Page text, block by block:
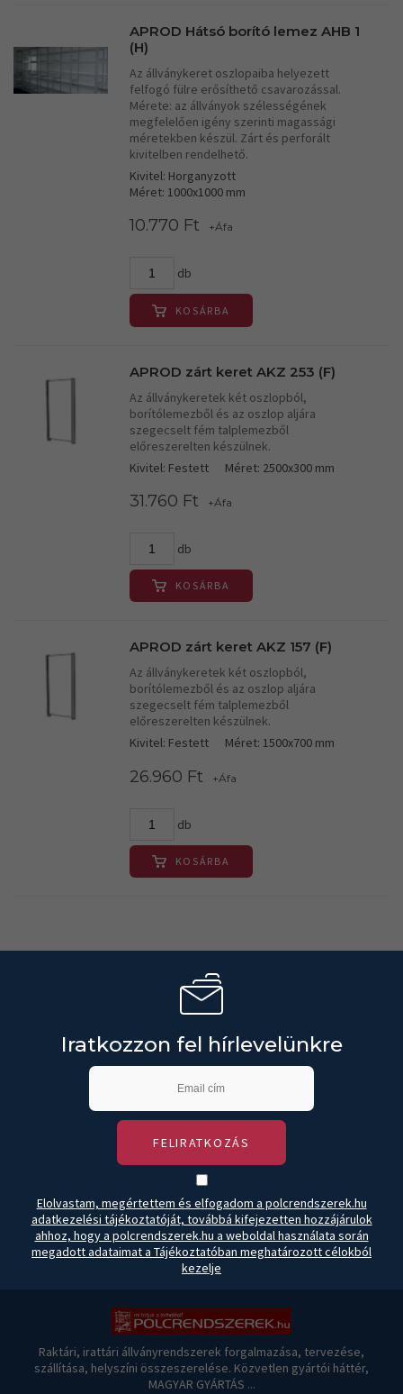
APROD Hátsó borító lemez AHB 1
(H)
Az állványkeret oszlopaiba helyezett
felfogó fülre erősíthető csavarozással.
Mérete: az állványok szélességének
megfelelően igény szerinti magassági
méretekben készül. Zárt és perforált
kivitelben rendelhető.
Kivitel: Horganyzott
Méret: 1000x1000 mm
10.770 Ft +Áfa
db
KOSÁRBA
APROD zárt keret AKZ 253 (F)
Az állványkeretek két oszlopból,
borítólemezből és az oszlop aljára
szegecselt fém talplemezből
előreszerelten készülnek.
Kivitel: Festett
Méret: 2500x300 mm
31.760 Ft +Áfa
db
KOSÁRBA
APROD zárt keret AKZ 157 (F)
Az állványkeretek két oszlopból,
borítólemezből és az oszlop aljára
szegecselt fém talplemezből
előreszerelten készülnek.
Kivitel: Festett
Méret: 1500x700 mm
26.960 Ft +Áfa
db
KOSÁRBA
Iratkozzon fel hírlevelünkre
FELIRATKOZÁS
Elolvastam, megértettem és elfogadom a polcrendszerek.hu
adatkezelési tájékoztatóját, továbbá kifejezetten hozzájárulok
ahhoz, hogy a polcrendszerek.hu a weboldal használata során
megadott adataimat a Tájékoztatóban meghatározott célokból
kezelje
Raktári, irattári állványrendszerek forgalmazása, tervezése,
szállítása, helyszíni összeszerelése. Közvetlen gyártói háttér,
MAGYAR GYÁRTÁS ...